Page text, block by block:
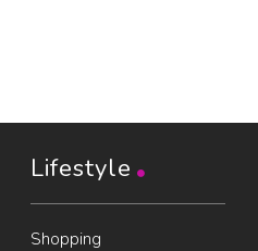
Lifestyle
Shopping